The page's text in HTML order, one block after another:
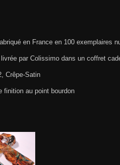
en France en 100 exemplaires
par Colissimo dans un coffret
Crêpe-Satin
finition au point bourdon